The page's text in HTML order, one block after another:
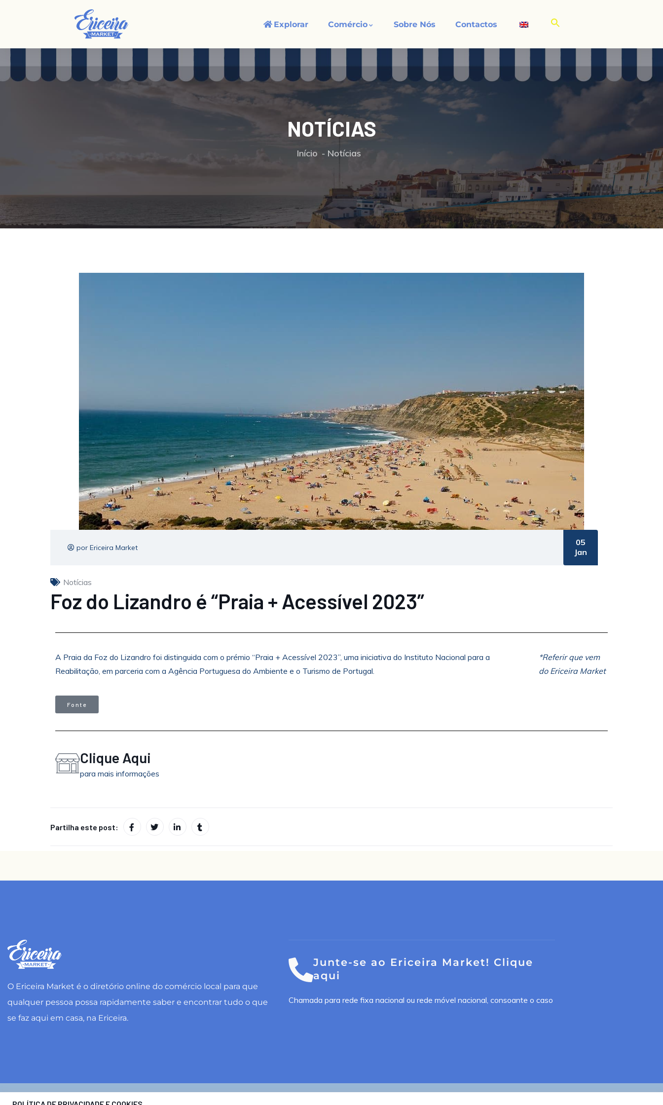
Explorar Comércio Sobre Nós Contactos
NOTÍCIAS
Início Notícias
por Ericeira Market
05
Jan
Notícias
Foz do Lizandro é “Praia + Acessível 2023”
A Praia da Foz do Lizandro foi distinguida com o prémio “Praia + Acessível 2023”, uma iniciativa do Instituto Nacional para a
Reabilitação, em parceria com a Agência Portuguesa do Ambiente e o Turismo de Portugal.
*Referir que vem
do Ericeira Market
Fonte
Clique Aqui
para mais informações
Partilha este post:
O Ericeira Market é o diretório online do comércio local para que
qualquer pessoa possa rapidamente saber e encontrar tudo o que
se faz aqui em casa, na Ericeira.
Junte-se ao Ericeira Market! Clique
aqui
Chamada para rede fixa nacional ou rede móvel nacional, consoante o caso
Ericeira Market ®. Todos os direitos reservados. Design por